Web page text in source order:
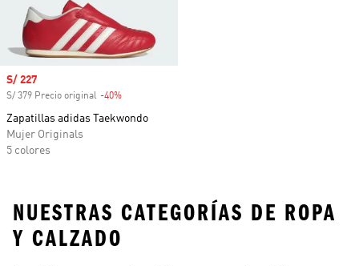
Precio de venta
S/ 227
S/ 379 Precio original -40%
Zapatillas adidas Taekwondo
Mujer Originals
5 colores
NUESTRAS CATEGORÍAS DE ROPA
Y CALZADO